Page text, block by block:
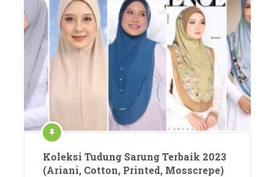
Koleksi Tudung Sarung Terbaik 2023
(Ariani, Cotton, Printed, Mosscrepe)